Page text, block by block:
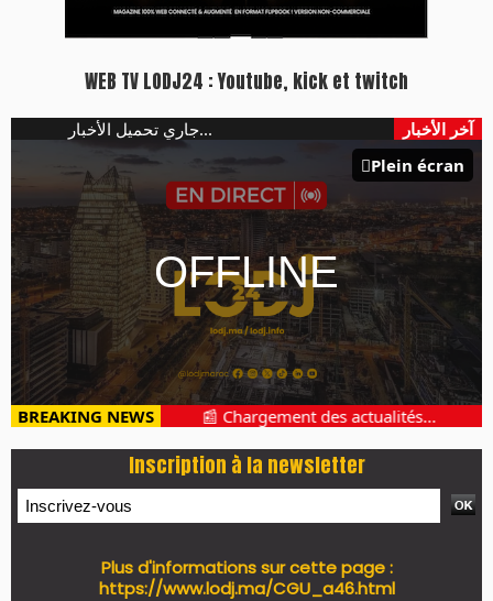
WEB TV LODJ24 : Youtube, kick et twitch
آخر الأخبار
جاري تحميل الأخبار...
Plein écran
BREAKING NEWS 📰 Chargement des actualités...
Inscription à la newsletter
Plus d'informations sur cette page :
https://www.lodj.ma/CGU_a46.html